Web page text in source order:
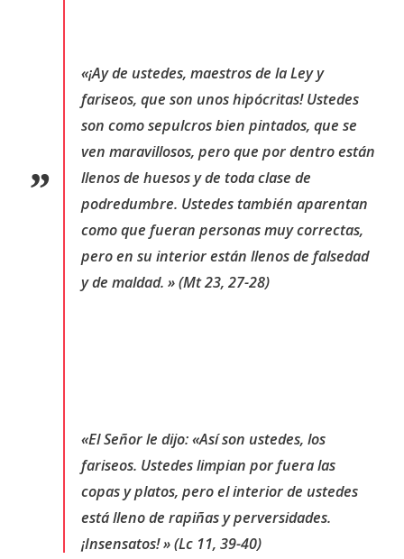
«¡Ay de ustedes, maestros de la Ley y
fariseos, que son unos hipócritas! Ustedes
son como sepulcros bien pintados, que se
ven maravillosos, pero que por dentro están
llenos de huesos y de toda clase de
podredumbre. Ustedes también aparentan
como que fueran personas muy correctas,
pero en su interior están llenos de falsedad
y de maldad. » (Mt 23, 27-28)
«El Señor le dijo: «Así son ustedes, los
fariseos. Ustedes limpian por fuera las
copas y platos, pero el interior de ustedes
está lleno de rapiñas y perversidades.
¡Insensatos! » (Lc 11, 39-40)